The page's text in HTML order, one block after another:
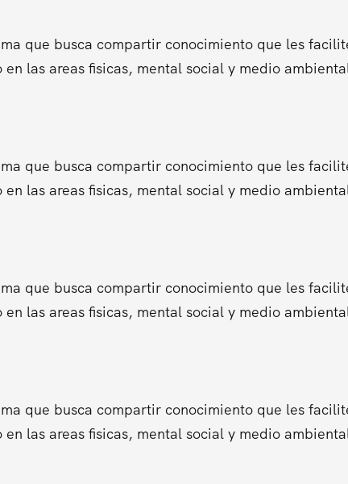
que busca compartir conocimiento que les
las areas fisicas, mental social y medio
que busca compartir conocimiento que les
las areas fisicas, mental social y medio
que busca compartir conocimiento que les
las areas fisicas, mental social y medio
que busca compartir conocimiento que les
las areas fisicas, mental social y medio